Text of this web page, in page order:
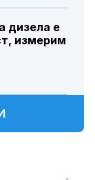
дизела е
измерим